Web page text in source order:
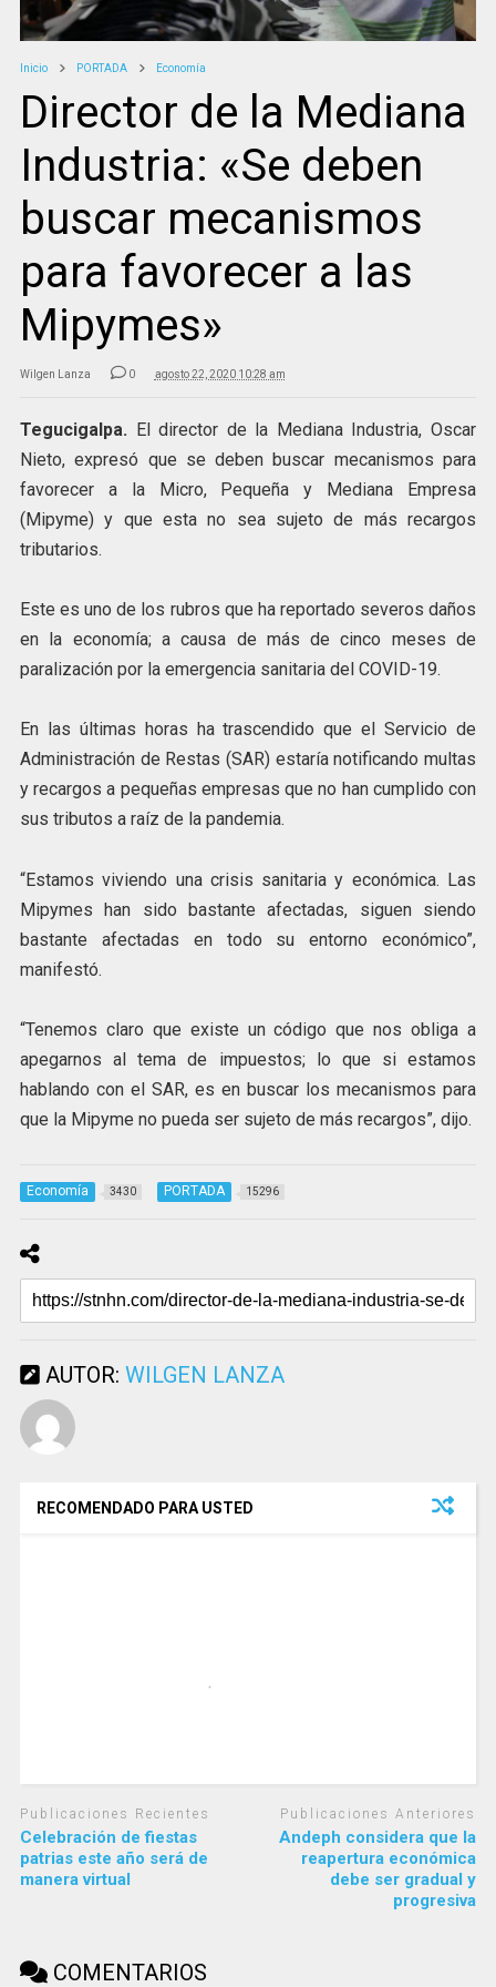
Inicio PORTADA Economía
Director de la Mediana
Industria: «Se deben
buscar mecanismos
para favorecer a las
Mipymes»
Wilgen Lanza 0 agosto 22, 2020 10:28 am
Tegucigalpa. El director de la Mediana Industria, Oscar
Nieto, expresó que se deben buscar mecanismos para
favorecer a la Micro, Pequeña y Mediana Empresa
(Mipyme) y que esta no sea sujeto de más recargos
tributarios.
Este es uno de los rubros que ha reportado severos daños
en la economía; a causa de más de cinco meses de
paralización por la emergencia sanitaria del COVID-19.
En las últimas horas ha trascendido que el Servicio de
Administración de Restas (SAR) estaría notificando multas
y recargos a pequeñas empresas que no han cumplido con
sus tributos a raíz de la pandemia.
“Estamos viviendo una crisis sanitaria y económica. Las
Mipymes han sido bastante afectadas, siguen siendo
bastante afectadas en todo su entorno económico”,
manifestó.
“Tenemos claro que existe un código que nos obliga a
apegarnos al tema de impuestos; lo que si estamos
hablando con el SAR, es en buscar los mecanismos para
que la Mipyme no pueda ser sujeto de más recargos”, dijo.
Economía 3430 PORTADA 15296
AUTOR: WILGEN LANZA
RECOMENDADO PARA USTED
Publicaciones Recientes
Celebración de fiestas
patrias este año será de
manera virtual
Publicaciones Anteriores
Andeph considera que la
reapertura económica
debe ser gradual y
progresiva
COMENTARIOS